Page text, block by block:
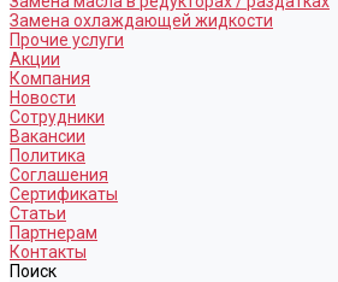
Замена охлаждающей жидкости
Прочие услуги
Акции
Компания
Новости
Сотрудники
Вакансии
Политика
Соглашения
Сертификаты
Статьи
Партнерам
Контакты
Поиск